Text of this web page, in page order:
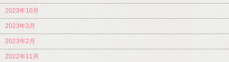
2023年10月
2023年3月
2023年2月
2022年11月